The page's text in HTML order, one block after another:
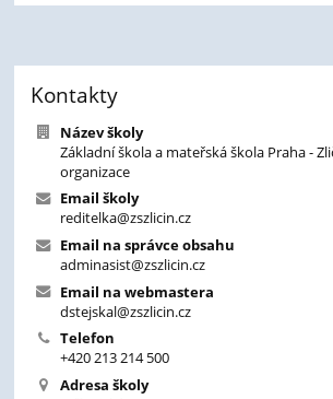
Kontakty
Název školy
Základní škola a mateřská škola Praha -
organizace
Email školy
reditelka@zszlicin.cz
Email na správce obsahu
adminasist@zszlicin.cz
Email na webmastera
dstejskal@zszlicin.cz
Telefon
+420 213 214 500
Adresa školy